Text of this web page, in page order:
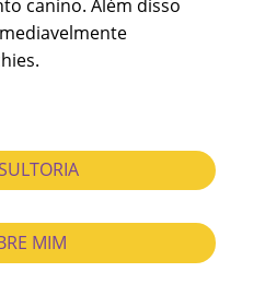
canino. Além disso
MIM